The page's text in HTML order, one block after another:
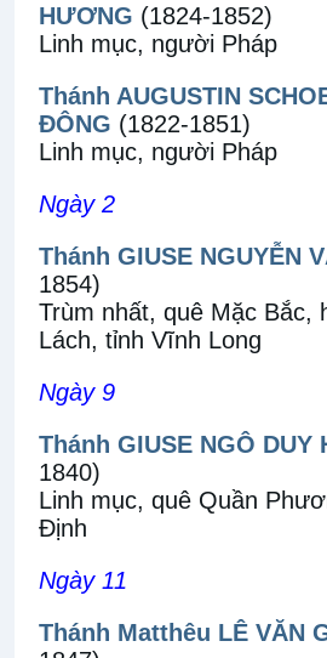
HƯƠNG (1824-1852)
Linh mục, người Pháp
Thánh AUGUSTIN
ĐÔNG (1822-1851)
Linh mục, người Pháp
Ngày 2
Thánh GIUSE NGUYỄN
1854)
Trùm nhất, quê Mặc Bắc,
Lách, tỉnh Vĩnh Long
Ngày 9
Thánh GIUSE NGÔ DUY
1840)
Linh mục, quê Quần
Định
Ngày 11
Thánh Matthêu LÊ VĂN